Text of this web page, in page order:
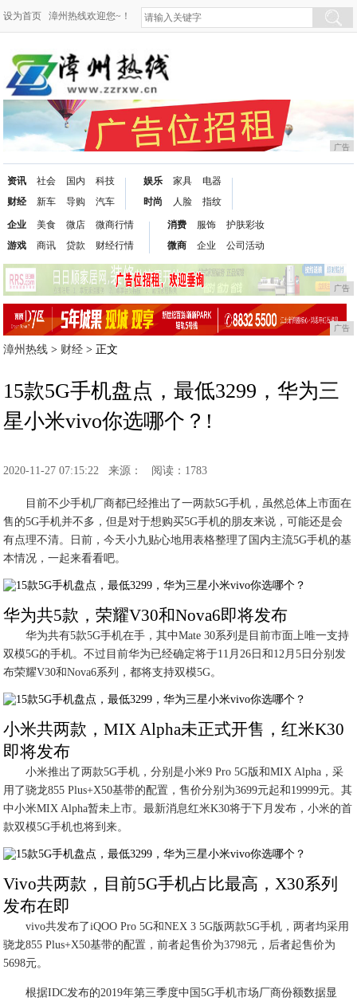
设为首页 漳州热线欢迎您~！
广告
资讯
财经
社会
新车
国内
导购
科技
汽车
娱乐
时尚
家具
人脸
电器
指纹
企业
游戏
美食
商讯
微店
贷款
微商行情
财经行情
消费
微商
服饰
企业
护肤彩妆
公司活动
广告
广告
漳州热线 > 财经 > 正文
15款5G手机盘点，最低3299，华为三
星小米vivo你选哪个？!
2020-11-27 07:15:22 来源： 阅读：1783
目前不少手机厂商都已经推出了一两款5G手机，虽然总体上市面在
售的5G手机并不多，但是对于想购买5G手机的朋友来说，可能还是会
有点理不清。日前，今天小九贴心地用表格整理了国内主流5G手机的基
本情况，一起来看看吧。
华为共5款，荣耀V30和Nova6即将发布
华为共有5款5G手机在手，其中Mate 30系列是目前市面上唯一支持
双模5G的手机。不过目前华为已经确定将于11月26日和12月5日分别发
布荣耀V30和Nova6系列，都将支持双模5G。
小米共两款，MIX Alpha未正式开售，红米K30
即将发布
小米推出了两款5G手机，分别是小米9 Pro 5G版和MIX Alpha，采
用了骁龙855 Plus+X50基带的配置，售价分别为3699元起和19999元。其
中小米MIX Alpha暂未上市。最新消息红米K30将于下月发布，小米的首
款双模5G手机也将到来。
Vivo共两款，目前5G手机占比最高，X30系列
发布在即
vivo共发布了iQOO Pro 5G和NEX 3 5G版两款5G手机，两者均采用
骁龙855 Plus+X50基带的配置，前者起售价为3798元，后者起售价为
5698元。
根据IDC发布的2019年第三季度中国5G手机市场厂商份额数据显